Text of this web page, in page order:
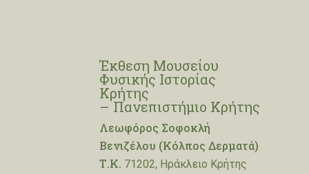
Έκθεση Μουσείου
Φυσικής Ιστορίας
Κρήτης
– Πανεπιστήμιο Κρήτης
Λεωφόρος Σοφοκλή
Βενιζέλου (Κόλπος Δερματά)
Τ.Κ. 71202, Ηράκλειο Κρήτης